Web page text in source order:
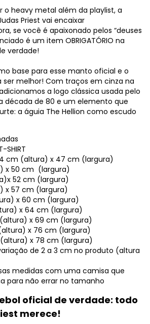
o heavy metal além da playlist, a
Priest vai encaixar
se você é apaixonado pelos “deuses
é um item OBRIGATÓRIO na
verdade!
base para esse manto oficial e o
ser melhor! Com traços em cinza na
a logo clássica usada pelo
década de 80 e um elemento que
a águia The Hellion como escudo
SHIRT
cm (altura) x 47 cm (largura)
x 50 cm (largura)
52 cm (largura)
x 57 cm (largura)
x 60 cm (largura)
x 64 cm (largura)
(altura) x 69 cm (largura)
x 76 cm (largura)
x 78 cm (largura)
de 2 a 3 cm no produto (altura
medidas com uma camisa que
para não errar no tamanho
oficial de verdade: todo
merece!